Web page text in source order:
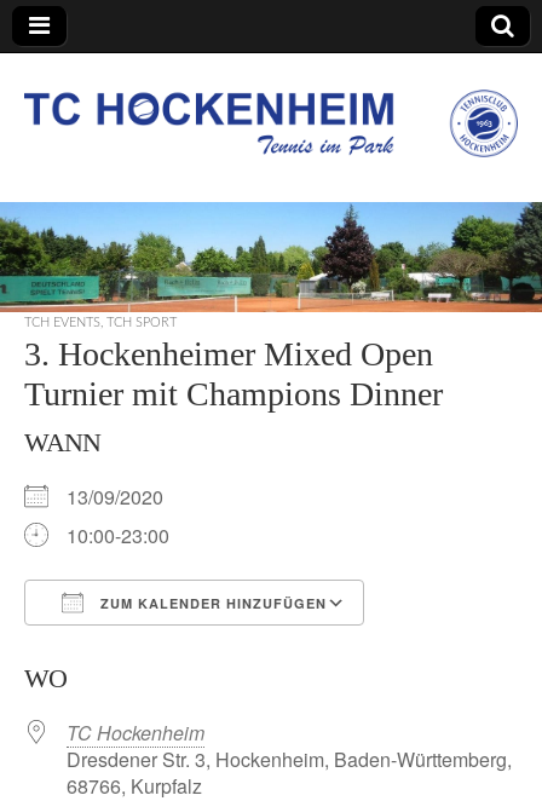
TC Hockenheim
TCH EVENTS TCH SPORT
3. Hockenheimer Mixed Open
Turnier mit Champions Dinner
WANN
13/09/2020
10:00-23:00
ZUM KALENDER HINZUFÜGEN
WO
TC Hockenheim
Dresdener Str. 3, Hockenheim, Baden-Württemberg,
68766, Kurpfalz